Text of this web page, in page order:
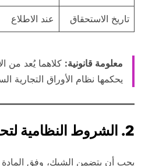
تاريخ الاستحقاق عند الاطلاع
معلومة قانونية: كلاهما يُعد من
يحكمها نظام الأوراق التجارية
2. الشروط النظامية لتحرير الشيكات